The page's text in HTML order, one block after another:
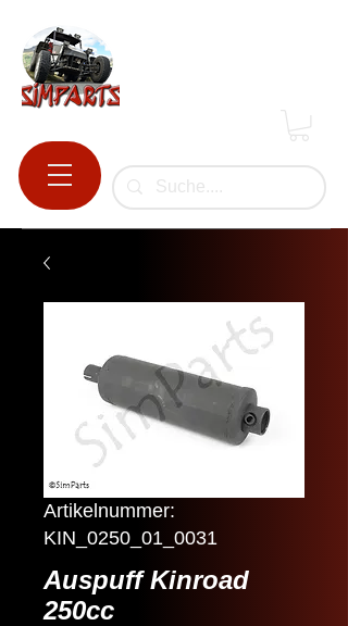
Artikelnummer:
KIN_0250_01_0031
Auspuff Kinroad
250cc